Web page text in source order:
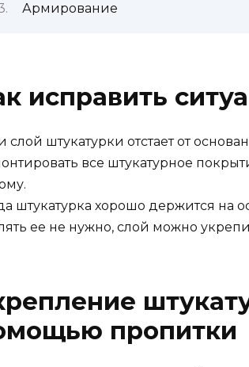
Армирование
исправить
слой штукатурки отстает от
все штукатурное
штукатурка хорошо держится на
ее не нужно, слой можно
пропитки